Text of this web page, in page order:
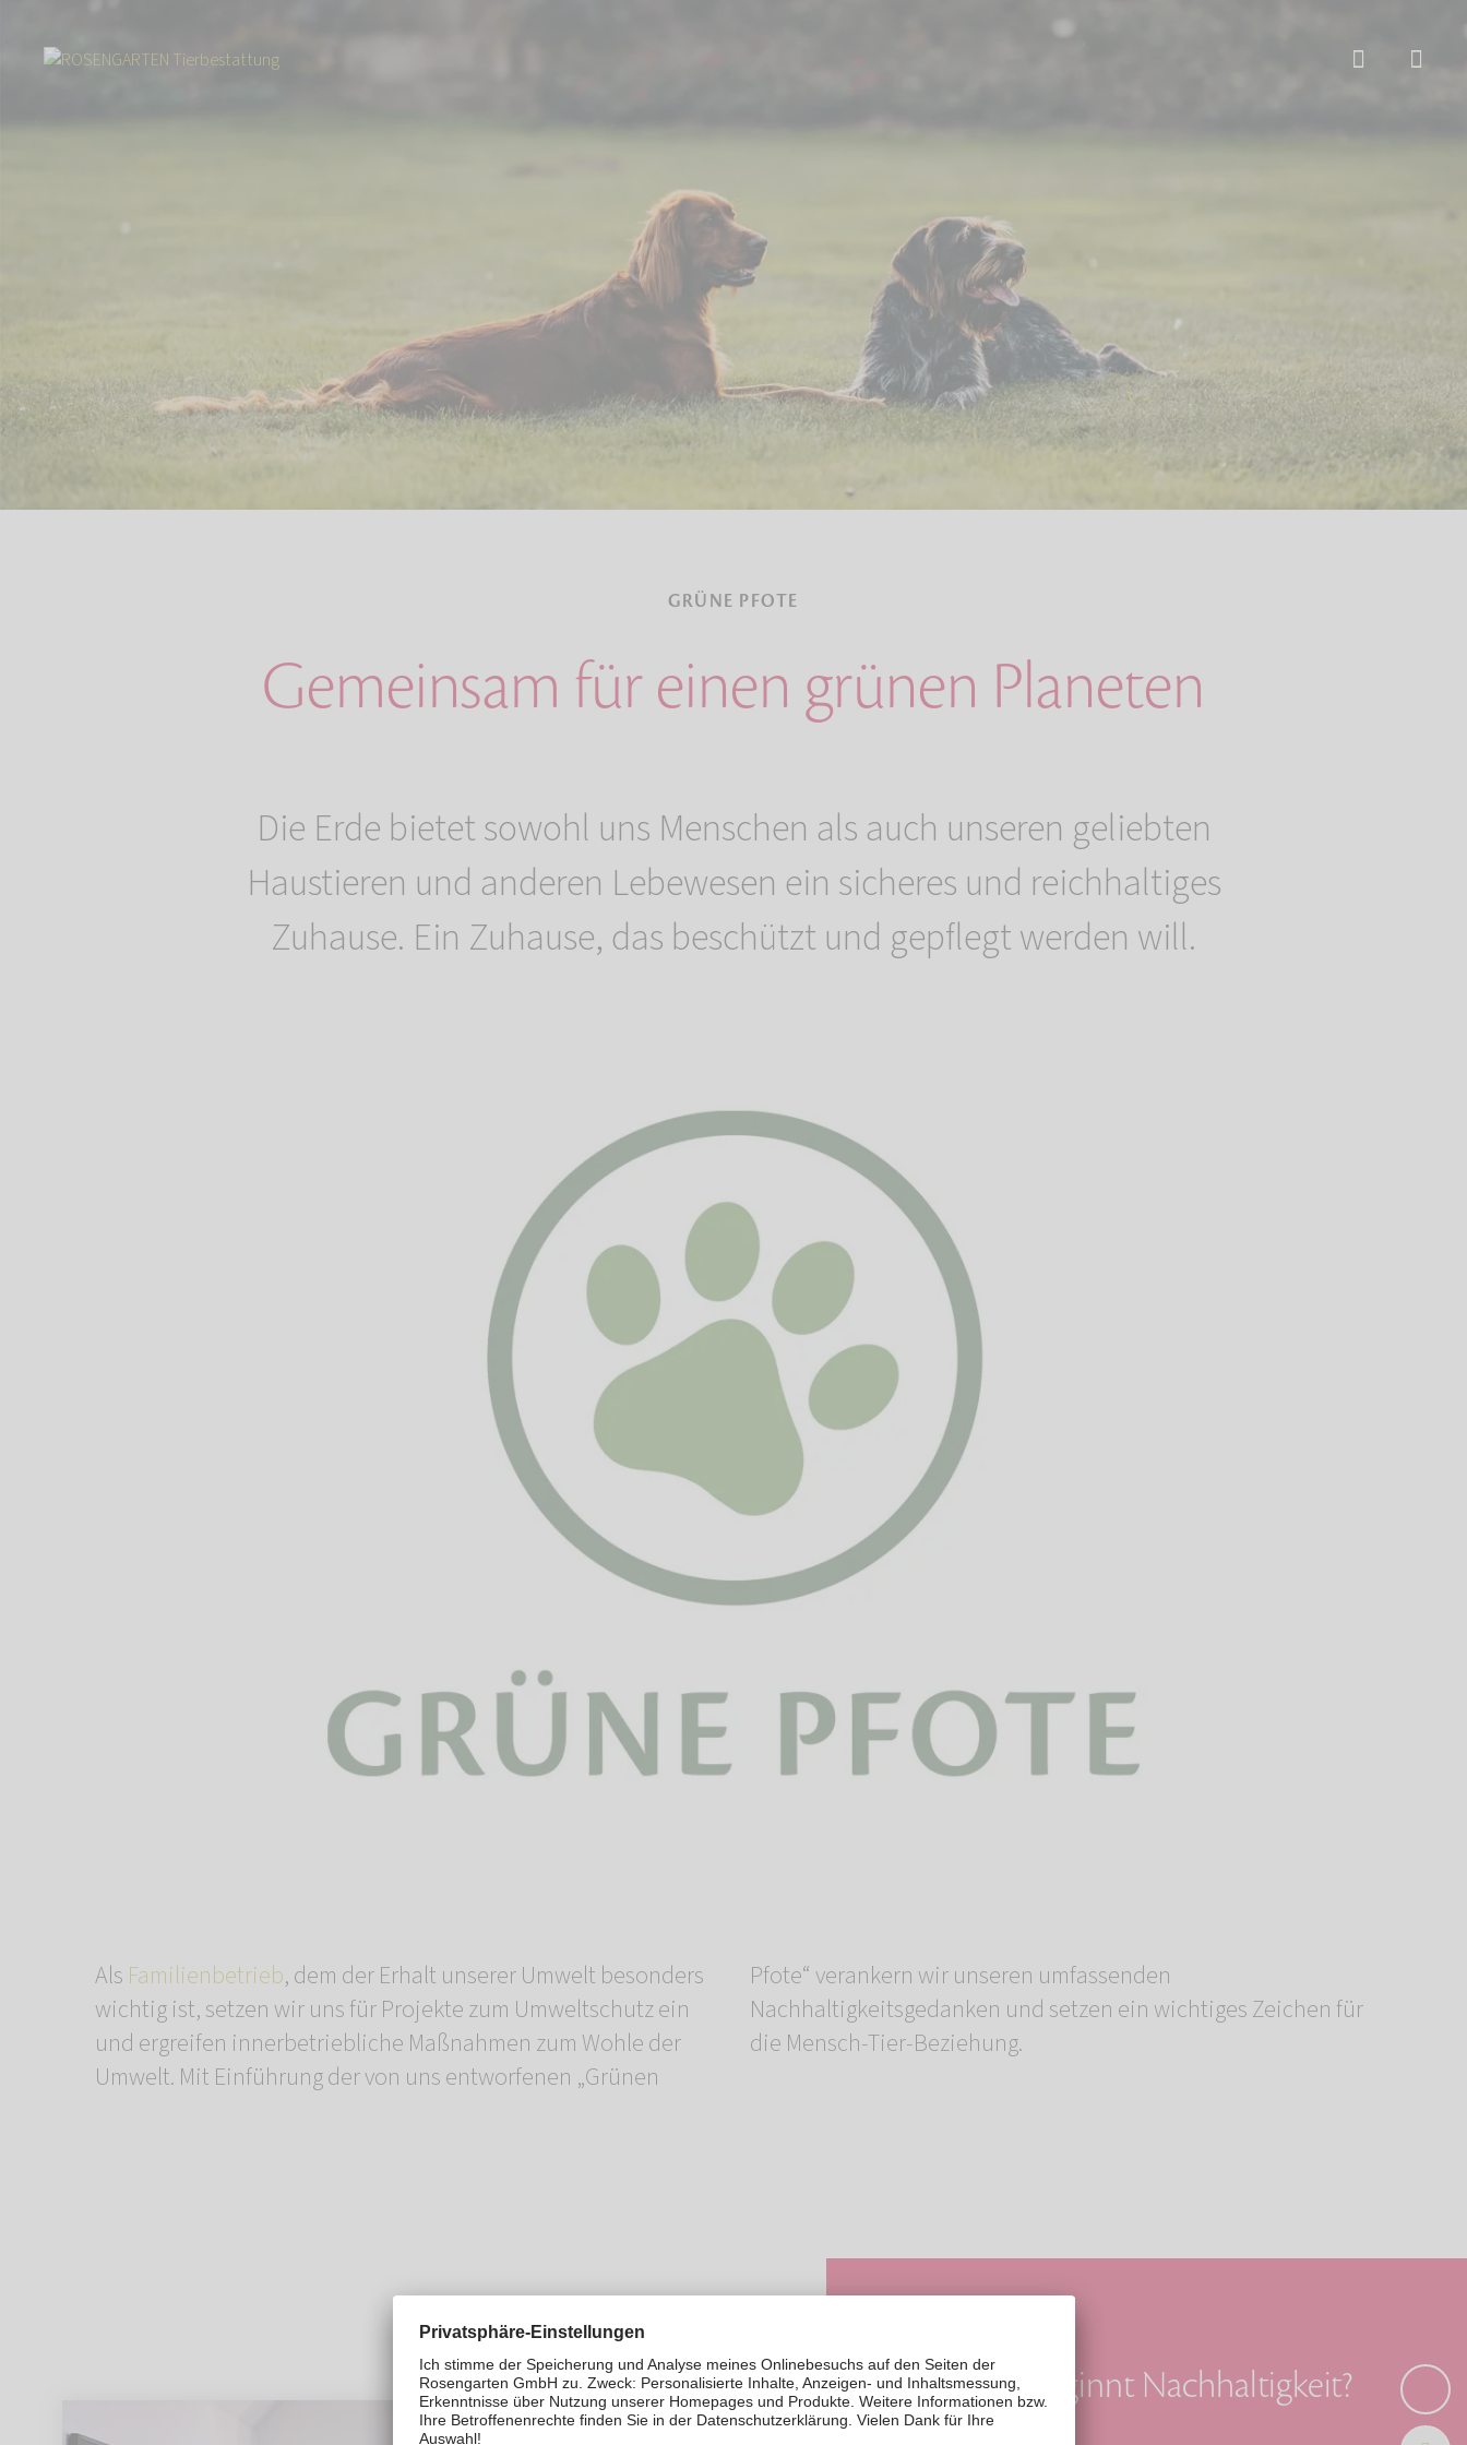
GRÜNE PFOTE
Gemeinsam für einen grünen Planeten
Die Erde bietet sowohl uns Menschen als auch unseren geliebten
Haustieren und anderen Lebewesen ein sicheres und reichhaltiges
Zuhause. Ein Zuhause, das beschützt und gepflegt werden will.
Als Familienbetrieb, dem der Erhalt unserer Umwelt besonders
wichtig ist, setzen wir uns für Projekte zum Umweltschutz ein
und ergreifen innerbetriebliche Maßnahmen zum Wohle der
Umwelt. Mit Einführung der von uns entworfenen „Grünen
Pfote“ verankern wir unseren umfassenden
Nachhaltigkeitsgedanken und setzen ein wichtiges Zeichen für
die Mensch-Tier-Beziehung.
Wo beginnt Nachhaltigkeit?